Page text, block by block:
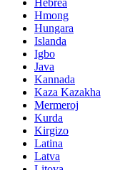
Hebrea
Hmong
Hungara
Islanda
Igbo
Java
Kannada
Kaza Kazakha
Mermeroj
Kurda
Kirgizo
Latina
Latva